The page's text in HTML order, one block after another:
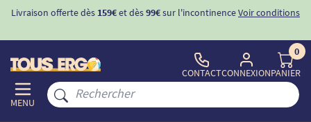
Livraison offerte dès 159€et dès99€sur l'incontinenceVoir conditions
MENU
CONTACTCONNEXION
0
PANIER